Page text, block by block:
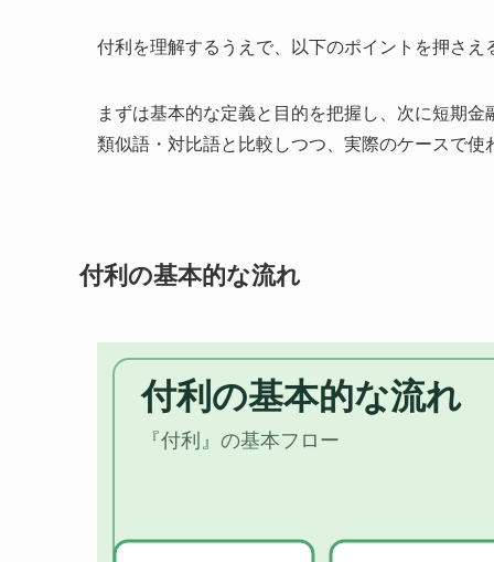
付利を理解するうえで、以下のポイントを押さ
まずは基本的な定義と目的を把握し、次に短期
類似語・対比語と比較しつつ、実際のケースで
付利の基本的な流れ